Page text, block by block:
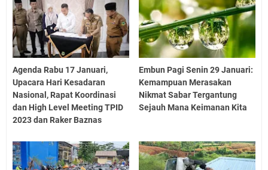
Agenda Rabu 17 Januari,
Upacara Hari Kesadaran
Nasional, Rapat Koordinasi
dan High Level Meeting TPID
2023 dan Raker Baznas
Embun Pagi Senin 29 Januari:
Kemampuan Merasakan
Nikmat Sabar Tergantung
Sejauh Mana Keimanan Kita